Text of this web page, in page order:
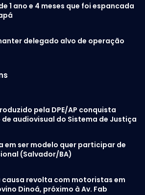
1 ano e 4 meses que foi espancada
delegado alvo de operação
pela DPE/AP conquista
audiovisual do Sistema de Justiça
em ser modelo quer participar de
(Salvador/BA)
revolta com motoristas em
Dinoá, próximo à Av. Fab